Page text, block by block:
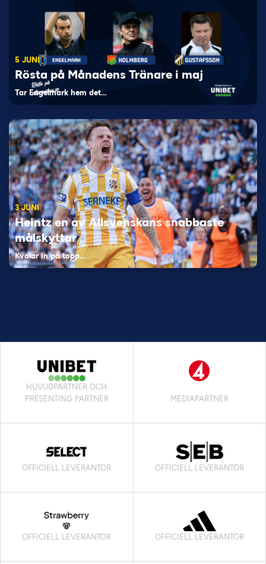
5 JUNI
Rösta på Månadens Tränare i maj
Tar Engelmark hem det…
3 JUNI
Heintz en av Allsvenskans snabbaste
målskyttar
Kvalar in på topp…
HUVUDPARTNER OCH
PRESENTING PARTNER
MEDIAPARTNER
OFFICIELL LEVERANTÖR OFFICIELL LEVERANTÖR
OFFICIELL LEVERANTÖR OFFICIELL LEVERANTÖR